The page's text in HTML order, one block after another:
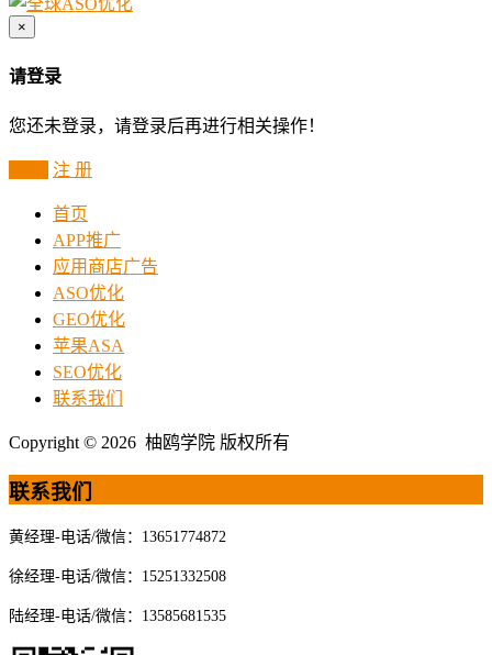
×
请登录
您还未登录，请登录后再进行相关操作！
注 册
首页
APP推广
应用商店广告
ASO优化
GEO优化
苹果ASA
SEO优化
联系我们
Copyright © 2026 柚鸥学院 版权所有
联系我们
黄经理-电话/微信：13651774872
徐经理-电话/微信：15251332508
陆经理-电话/微信：13585681535